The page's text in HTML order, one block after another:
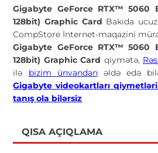
Gigabyte GeForce RTX™ 5060
128bit) Graphic Card Bakıda
CompStore İnternet-maqazini
Gigabyte GeForce RTX™ 5060
128bit) Graphic Card qiymətə,
ilə bizim ünvandanəldə edə
Gigabyte videokartları qiymetləri
tanış ola bilərsiz
QISA AÇIQLAMA